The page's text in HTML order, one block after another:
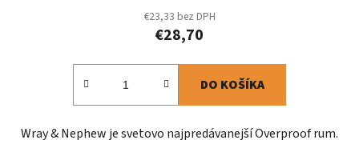
€23,33 bez DPH
€28,70
DO KOŠÍKA
Wray & Nephew je svetovo najpredávanejší Overproof rum.